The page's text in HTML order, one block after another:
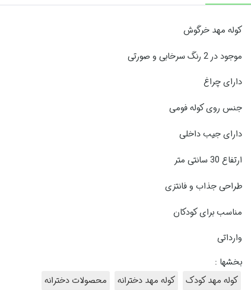
کوله مهد خرگوش
موجود در 2 رنگ سرخابی و صورتی
دارای چراغ
جنس روی کوله فومی
دارای جیب داخلی
ارتفاع 30 سانتی متر
طراحی جذاب و فانتزی
مناسب برای کودکان
وارداتی
بخشها :
کوله مهد کودک
کوله مهد دخترانه محصولات دخترانه